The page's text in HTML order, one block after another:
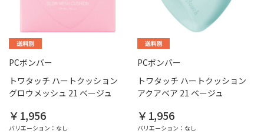
PCボンバー
トワタッチ ハートクッション
グロウメッシュ 21 ベージュ
￥1,956
バリエーション：なし
PCボンバー
トワタッチ ハートクッション
アクアベア 21 ベージュ
￥1,956
バリエーション：なし